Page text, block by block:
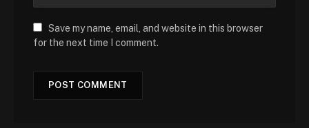
Save my name, email, and website in this browser
for the next time I comment.